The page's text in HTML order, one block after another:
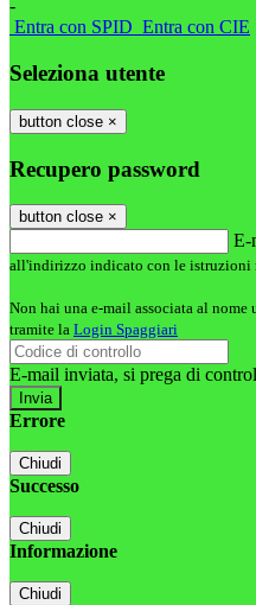
-
Entra con SPID Entra con CIE
Seleziona utente
button close ×
Recupero password
button close ×
E-
all'indirizzo indicato con le istruzioni
Non hai una e-mail associata al
tramite la Login Spaggiari
E-mail inviata, si prega di
Errore
Chiudi
Successo
Chiudi
Informazione
Chiudi